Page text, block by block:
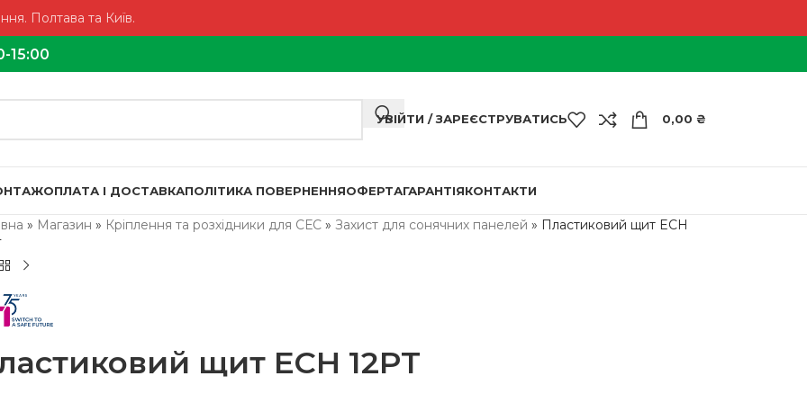
Полтава та Київ.
15:00
УВІЙТИ / ЗАРЕЄСТРУВАТИСЬ 0,00 ₴
ОПЛАТА І ДОСТАВКАПОЛІТИКА ПОВЕРНЕННЯОФЕРТАГАРАНТІЯКОНТАКТИ
» Магазин » Кріплення та розхідники для СЕС »Захист для сонячних панелей » Пластиковий щит ECH
щит ECH 12PT